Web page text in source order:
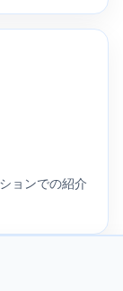
ョンでの紹介